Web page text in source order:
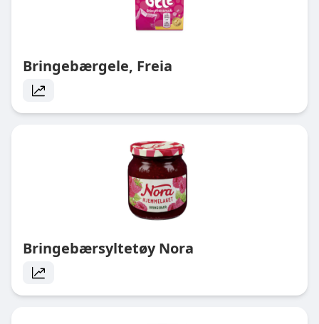
Bringebærgele, Freia
Bringebærsyltetøy Nora